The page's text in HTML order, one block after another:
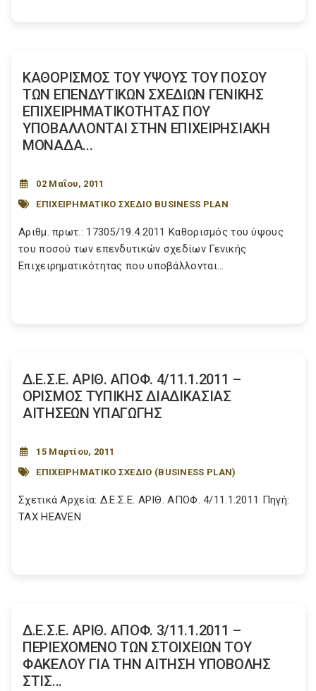
ΚΑΘΟΡΙΣΜΟΣ ΤΟΥ ΥΨΟΥΣ ΤΟΥ ΠΟΣΟΥ
ΤΩΝ ΕΠΕΝΔΥΤΙΚΩΝ ΣΧΕΔΙΩΝ ΓΕΝΙΚΗΣ
ΕΠΙΧΕΙΡΗΜΑΤΙΚΟΤΗΤΑΣ ΠΟΥ
ΥΠΟΒΑΛΛΟΝΤΑΙ ΣΤΗΝ ΕΠΙΧΕΙΡΗΣΙΑΚΗ
ΜΟΝΑΔΑ...
02 Μαΐου, 2011
ΕΠΙΧΕΙΡΗΜΑΤΙΚΟ ΣΧΕΔΙΟ BUSINESS PLAN
Αριθμ. πρωτ.: 17305/19.4.2011 Καθορισμός του ύψους
του ποσού των επενδυτικών σχεδίων Γενικής
Επιχειρηματικότητας που υποβάλλονται...
Δ.Ε.Σ.Ε. ΑΡΙΘ. ΑΠΟΦ. 4/11.1.2011 –
ΟΡΙΣΜΟΣ ΤΥΠΙΚΗΣ ΔΙΑΔΙΚΑΣΙΑΣ
ΑΙΤΗΣΕΩΝ ΥΠΑΓΩΓΗΣ
15 Μαρτίου, 2011
ΕΠΙΧΕΙΡΗΜΑΤΙΚΟ ΣΧΕΔΙΟ (BUSINESS PLAN)
Σχετικά Αρχεία: Δ.Ε.Σ.Ε. ΑΡΙΘ. ΑΠΟΦ. 4/11.1.2011 Πηγή:
TAX HEAVEN
Δ.Ε.Σ.Ε. ΑΡΙΘ. ΑΠΟΦ. 3/11.1.2011 –
ΠΕΡΙΕΧΟΜΕΝΟ ΤΩΝ ΣΤΟΙΧΕΙΩΝ ΤΟΥ
ΦΑΚΕΛΟΥ ΓΙΑ ΤΗΝ ΑΙΤΗΣΗ ΥΠΟΒΟΛΗΣ
ΣΤΙΣ...